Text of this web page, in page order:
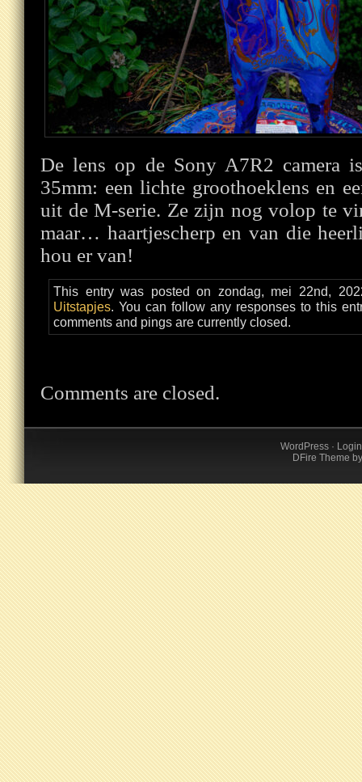
De lens op de Sony A7R2 camera
35mm: een lichte groothoeklens en
uit de M-serie. Ze zijn nog volop te
maar… haartjescherp en van die
hou er van!
This entry was posted on zondag, mei 22nd,
Uitstapjes. You can follow any responses to this
comments and pings are currently closed.
Comments are closed.
WordPress· Login
DFire Theme